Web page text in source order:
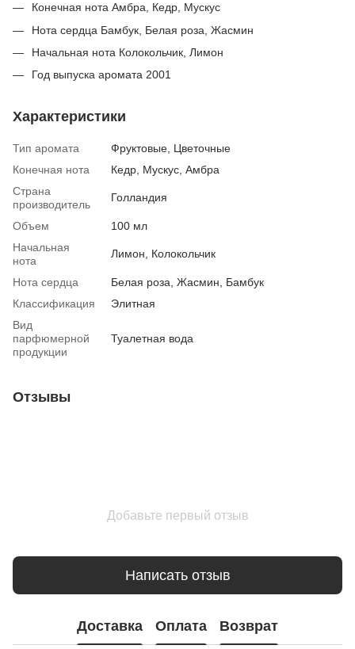
Конечная нота Амбра, Кедр, Мускус
Нота сердца Бамбук, Белая роза, Жасмин
Начальная нота Колокольчик, Лимон
Год выпуска аромата 2001
Характеристики
Тип аромата
Фруктовые, Цветочные
Конечная нота
Кедр, Мускус, Амбра
Страна
производитель
Голландия
Объем
100 мл
Начальная
нота
Лимон, Колокольчик
Нота сердца
Белая роза, Жасмин, Бамбук
Классификация
Элитная
Вид
парфюмерной
продукции
Туалетная вода
Отзывы
Добавьте первый отзыв
Написать отзыв
Доставка Оплата Возврат